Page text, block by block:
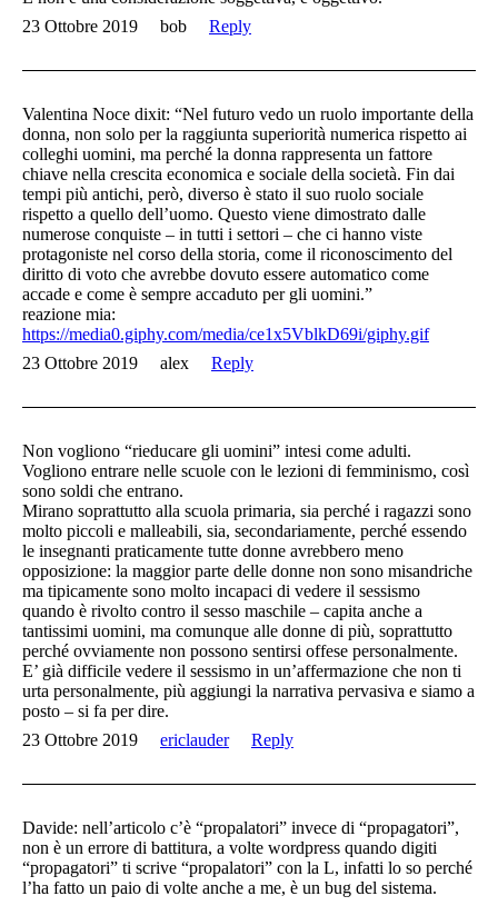
23 Ottobre 2019
bob Reply
Valentina Noce dixit: “Nel futuro vedo un ruolo importante della
donna, non solo per la raggiunta superiorità numerica rispetto ai
colleghi uomini, ma perché la donna rappresenta un fattore
chiave nella crescita economica e sociale della società. Fin dai
tempi più antichi, però, diverso è stato il suo ruolo sociale
rispetto a quello dell’uomo. Questo viene dimostrato dalle
numerose conquiste – in tutti i settori – che ci hanno viste
protagoniste nel corso della storia, come il riconoscimento del
diritto di voto che avrebbe dovuto essere automatico come
accade e come è sempre accaduto per gli uomini.”
reazione mia:
https://media0.giphy.com/media/ce1x5VblkD69i/giphy.gif
23 Ottobre 2019
alex Reply
Non vogliono “rieducare gli uomini” intesi come adulti.
Vogliono entrare nelle scuole con le lezioni di femminismo, così
sono soldi che entrano.
Mirano soprattutto alla scuola primaria, sia perché i ragazzi sono
molto piccoli e malleabili, sia, secondariamente, perché essendo
le insegnanti praticamente tutte donne avrebbero meno
opposizione: la maggior parte delle donne non sono misandriche
ma tipicamente sono molto incapaci di vedere il sessismo
quando è rivolto contro il sesso maschile – capita anche a
tantissimi uomini, ma comunque alle donne di più, soprattutto
perché ovviamente non possono sentirsi offese personalmente.
E’ già difficile vedere il sessismo in un’affermazione che non ti
urta personalmente, più aggiungi la narrativa pervasiva e siamo a
posto – si fa per dire.
23 Ottobre 2019
ericlauder Reply
Davide: nell’articolo c’è “propalatori” invece di “propagatori”,
non è un errore di battitura, a volte wordpress quando digiti
“propagatori” ti scrive “propalatori” con la L, infatti lo so perché
l’ha fatto un paio di volte anche a me, è un bug del sistema.